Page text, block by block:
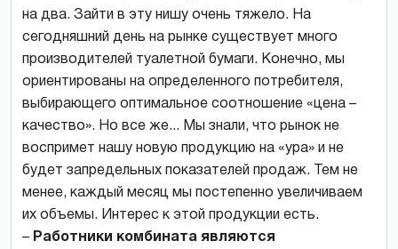
на два. Зайти в эту нишу очень тяжело. На
сегодняшний день на рынке существует много
производителей туалетной бумаги. Конечно, мы
ориентированы на определенного потребителя,
выбирающего оптимальное соотношение «цена –
качество». Но все же... Мы знали, что рынок не
воспримет нашу новую продукцию на «ура» и не
будет запредельных показателей продаж. Тем не
менее, каждый месяц мы постепенно увеличиваем
их объемы. Интерес к этой продукции есть.
– Работники комбината являются